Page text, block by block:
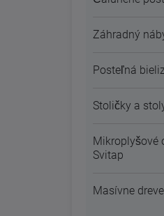
Záhradný
Posteľná
Stoličky a
Mikroplyšové
Svitap
Masívne